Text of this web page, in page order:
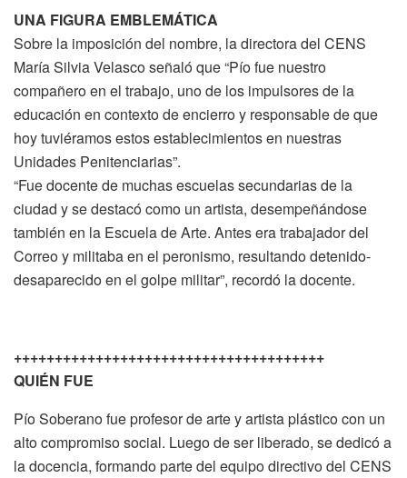
UNA FIGURA EMBLEMÁTICA
Sobre la imposición del nombre, la directora del CENS
María Silvia Velasco señaló que “Pío fue nuestro
compañero en el trabajo, uno de los impulsores de la
educación en contexto de encierro y responsable de que
hoy tuviéramos estos establecimientos en nuestras
Unidades Penitenciarias”.
“Fue docente de muchas escuelas secundarias de la
ciudad y se destacó como un artista, desempeñándose
también en la Escuela de Arte. Antes era trabajador del
Correo y militaba en el peronismo, resultando detenido-
desaparecido en el golpe militar”, recordó la docente.
++++++++++++++++++++++++++++++++++++++
QUIÉN FUE
Pío Soberano fue profesor de arte y artista plástico con un
alto compromiso social. Luego de ser liberado, se dedicó a
la docencia, formando parte del equipo directivo del CENS